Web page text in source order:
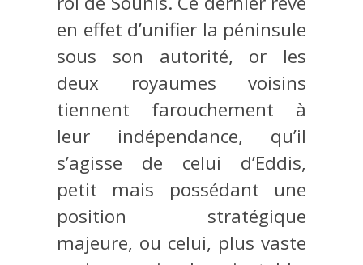
en effet d’unifier la péninsule
sous son autorité, or les
deux royaumes voisins
tiennent farouchement à
leur indépendance, qu’il
s’agisse de celui d’Eddis,
petit mais possédant une
position stratégique
majeure, ou celui, plus vaste